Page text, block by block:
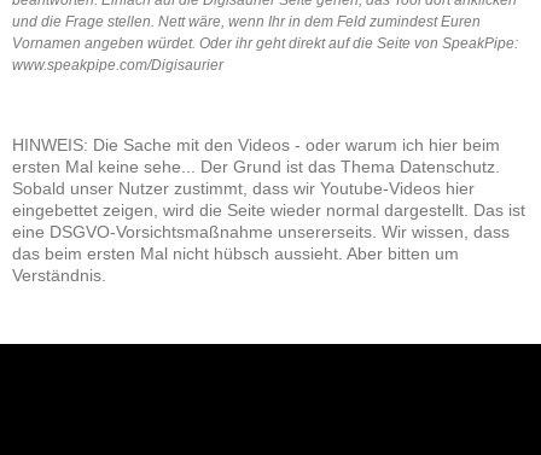
und die Frage stellen. Nett wäre, wenn Ihr in dem Feld zumindest Euren
Vornamen angeben würdet. Oder ihr geht direkt auf die Seite von SpeakPipe:
www.speakpipe.com/Digisaurier
HINWEIS: Die Sache mit den Videos - oder warum ich hier beim
ersten Mal keine sehe... Der Grund ist das Thema Datenschutz.
Sobald unser Nutzer zustimmt, dass wir Youtube-Videos hier
eingebettet zeigen, wird die Seite wieder normal dargestellt. Das ist
eine DSGVO-Vorsichtsmaßnahme unsererseits. Wir wissen, dass
das beim ersten Mal nicht hübsch aussieht. Aber bitten um
Verständnis.